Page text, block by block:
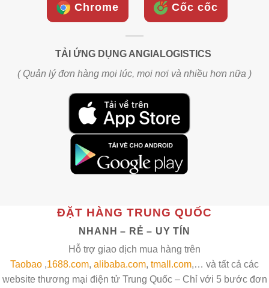
Chrome Cốc cốc
TẢI ỨNG DỤNG ANGIALOGISTICS
( Quản lý đơn hàng mọi lúc, mọi nơi và nhiều hơn nữa )
ĐẶT HÀNG TRUNG QUỐC
NHANH – RẺ – UY TÍN
Hỗ trợ giao dịch mua hàng trên
Taobao ,1688.com, alibaba.com, tmall.com,… và tất cả các
website thương mại điện tử Trung Quốc – Chỉ với 5 bước đơn